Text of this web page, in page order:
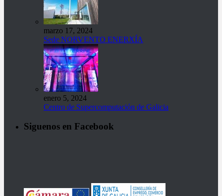
marzo 17, 2024
Sede NORVENTO ENERXÍA
enero 5, 2024
Centro de Supercomputación de Galicia
Siguenos en Facebook